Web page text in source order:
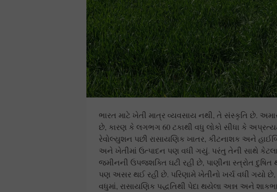
ભારત માટે ખેતી માત્ર વ્યવસાય નથી, તે સંસ્કૃતિ છે.
છે, કારણ કે લગભગ 60 ટકાથી વધુ લોકો સીધા કે
રેવોલ્યુશન પછી રાસાયણિક ખાતર, કીટનાશક અને
અને ખેતીમાં ઉત્પાદન પણ વધી ગયું. પરંતુ તેની સાથે
જમીનની ઉપજશક્તિ ઘટી રહી છે, પાણીના સ્ત્રોત
પણ અસર થઈ રહી છે. પરિણામે ખેતીનો ખર્ચ વધી ગયો
વધુમાં, રાસાયણિક પદ્ધતિથી પેદા થયેલા અન્ન અને